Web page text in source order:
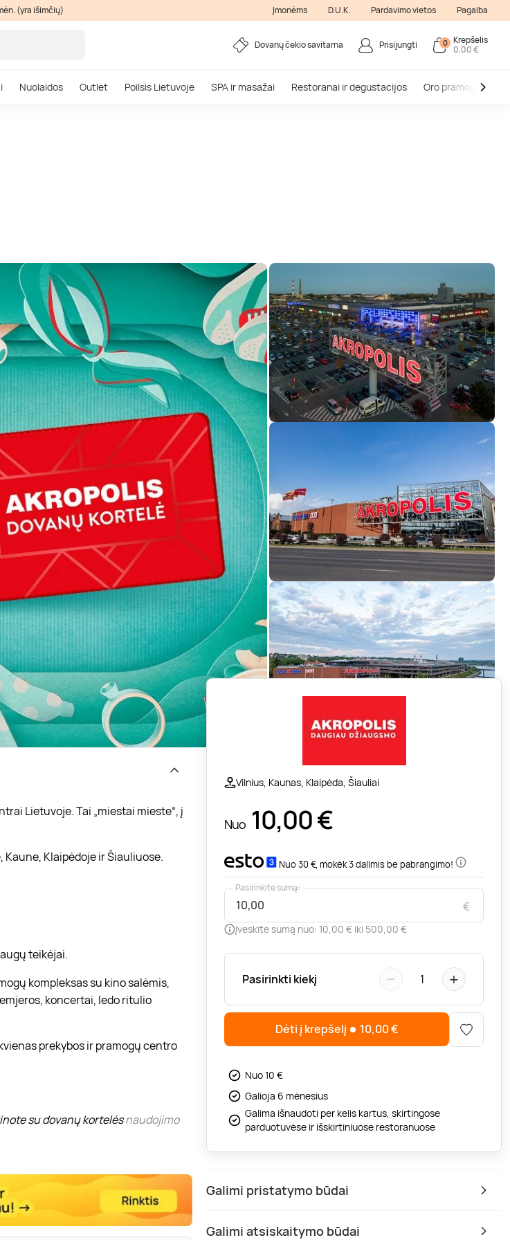
(yra išimčių) Įmonėms D.U.K. Pardavimo vietos Pagalba
Dovanų čekio savitarna Prisijungti 0 Krepšelis
0,00 €
Nuolaidos Outlet Poilsis Lietuvoje SPA ir masažai Restoranai ir degustacijos Oro pramogos
Vilnius, Kaunas, Klaipėda, Šiauliai
Nuo 10,00€
Nuo 30 €, mokėk 3 dalimis be pabrangimo!
€
Pasirinkite sumą:
Įveskite sumą nuo: 10,00 € iki 500,00 €
Pasirinkti kiekį − 1 +
Dėti į krepšelį 10,00€
Nuo 10 €
Galioja 6 mėnesius
Galima išnaudoti per kelis kartus, skirtingose
parduotuvėse ir išskirtiniuose restoranuose
Galimi pristatymo būdai
Galimi atsiskaitymo būdai
Lietuvoje. Tai „miestai mieste“, į
Klaipėdoje ir Šiauliuose.
teikėjai.
kompleksas su kino salėmis,
koncertai, ledo ritulio
prekybos ir pramogų centro
su dovanų kortelėsnaudojimo